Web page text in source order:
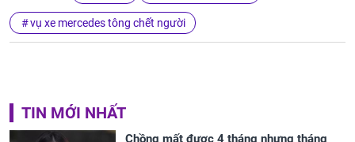
vụ xe mercedes tông chết người
TIN MỚI NHẤT
Chồng mất được 4 tháng nhưng tháng